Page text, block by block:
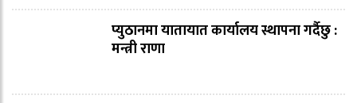
प्युठानमा यातायात कार्यालय स्थापना गर्दैछु :
मन्त्री राणा